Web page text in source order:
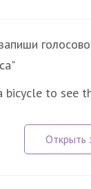
bicycle to see